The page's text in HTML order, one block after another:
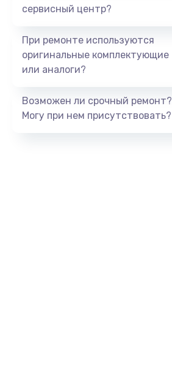
сервисный центр?
При ремонте используются
оригинальные комплектующие
или аналоги?
Возможен ли срочный ремонт?
Могу при нем присутствовать?